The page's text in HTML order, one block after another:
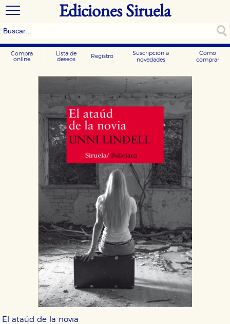
Ediciones Siruela
Compra
online
Lista de
deseos
Registro
Suscripción a
novedades
Cómo
comprar
El ataúd de la novia